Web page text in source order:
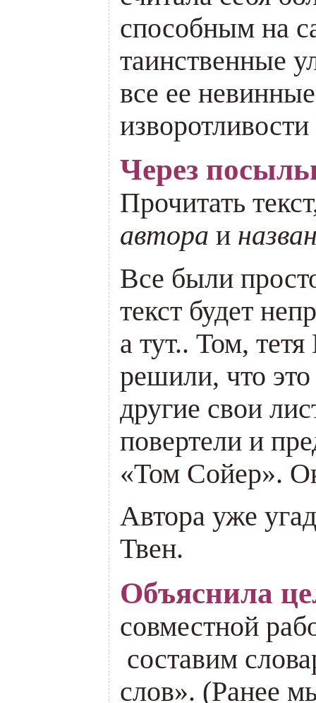
способным на
таинственные
все ее
Через
Прочитать
автора и
Все были
текст будет
а тут.. Том,
решили, что
другие свои
повертели и
«Том Сойер».
Автора уже
Твен.
Объяснила
совместной
составим
слов». (Ранее